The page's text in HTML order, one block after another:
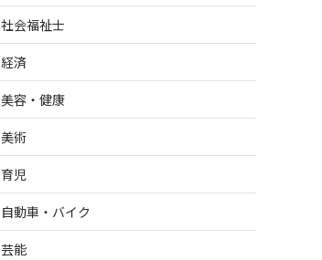
社会福祉士
経済
美容・健康
美術
育児
自動車・バイク
芸能